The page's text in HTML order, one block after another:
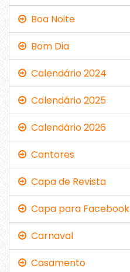
Boa Noite
Bom Dia
Calendário 2024
Calendário 2025
Calendário 2026
Cantores
Capa de Revista
Capa para Facebook
Carnaval
Casamento